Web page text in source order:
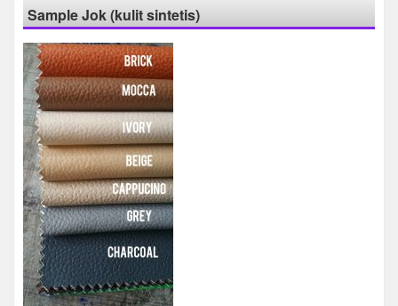
Sample Jok (kulit sintetis)